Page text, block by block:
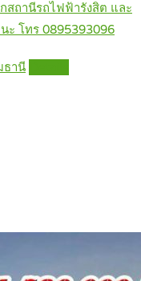
สถานีรถไฟฟ้ารังสิต และ
ะ โทร 0895393096
ธานี